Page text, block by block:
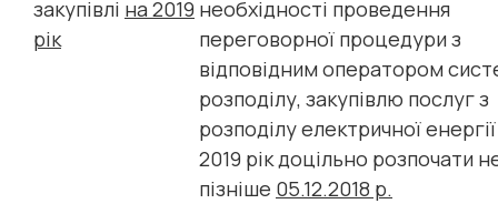
закупівлі на 2019
рік
необхідності проведення
переговорної процедури з
відповідним оператором
розподілу, закупівлю послуг з
розподілу електричної
2019 рік доцільно розпочати
пізніше 05.12.2018 р.